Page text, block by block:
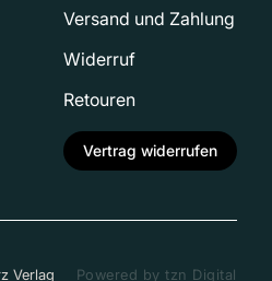
Versand und Zahlung
Widerruf
Retouren
Vertrag widerrufen
Verlag Powered by tzn Digital